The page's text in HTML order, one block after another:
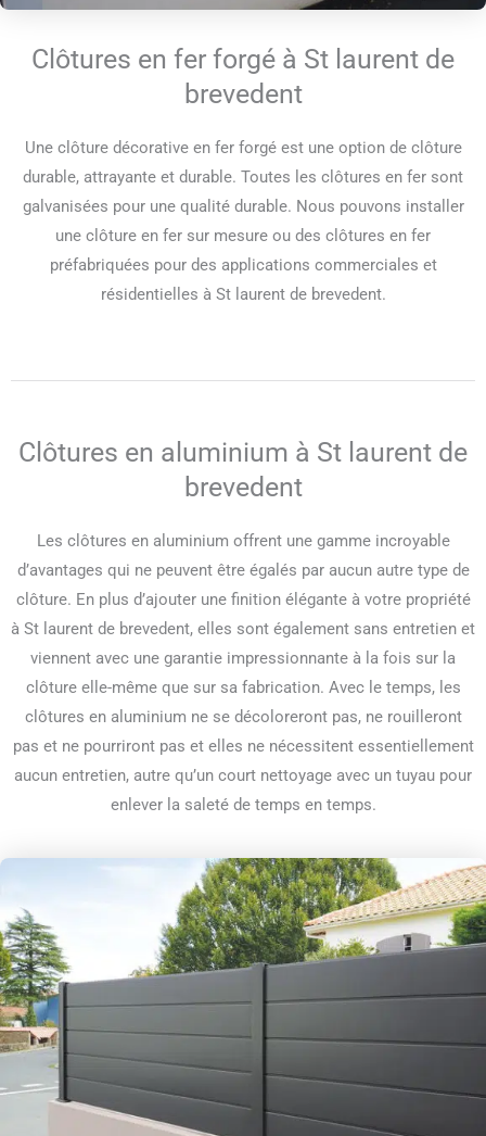
Clôtures en fer forgé à St laurent de
brevedent
Une clôture décorative en fer forgé est une option de clôture
durable, attrayante et durable. Toutes les clôtures en fer sont
galvanisées pour une qualité durable. Nous pouvons installer
une clôture en fer sur mesure ou des clôtures en fer
préfabriquées pour des applications commerciales et
résidentielles à St laurent de brevedent.
Clôtures en aluminium à St laurent de
brevedent
Les clôtures en aluminium offrent une gamme incroyable
d’avantages qui ne peuvent être égalés par aucun autre type de
clôture. En plus d’ajouter une finition élégante à votre propriété
à St laurent de brevedent, elles sont également sans entretien et
viennent avec une garantie impressionnante à la fois sur la
clôture elle-même que sur sa fabrication. Avec le temps, les
clôtures en aluminium ne se décoloreront pas, ne rouilleront
pas et ne pourriront pas et elles ne nécessitent essentiellement
aucun entretien, autre qu’un court nettoyage avec un tuyau pour
enlever la saleté de temps en temps.